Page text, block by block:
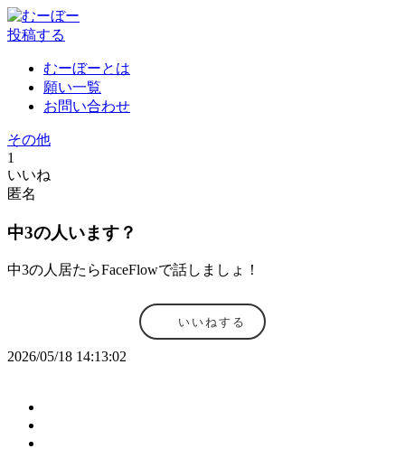
投稿する
むーぼーとは
願い一覧
お問い合わせ
その他
1
いいね
匿名
中3の人います？
中3の人居たらFaceFlowで話しましょ！
いいねする
2026/05/18 14:13:02